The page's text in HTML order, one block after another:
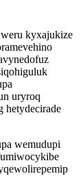
kyxajukize
uryroq
hetydecirade
wemudupi